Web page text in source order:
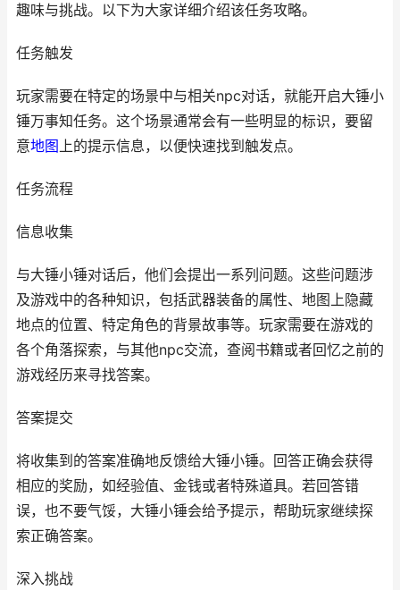
趣味与挑战。以下为大家详细介绍该任务攻略。
任务触发
玩家需要在特定的场景中与相关npc对话，就能开启大锤小
锤万事知任务。这个场景通常会有一些明显的标识，要留
意地图上的提示信息，以便快速找到触发点。
任务流程
信息收集
与大锤小锤对话后，他们会提出一系列问题。这些问题涉
及游戏中的各种知识，包括武器装备的属性、地图上隐藏
地点的位置、特定角色的背景故事等。玩家需要在游戏的
各个角落探索，与其他npc交流，查阅书籍或者回忆之前的
游戏经历来寻找答案。
答案提交
将收集到的答案准确地反馈给大锤小锤。回答正确会获得
相应的奖励，如经验值、金钱或者特殊道具。若回答错
误，也不要气馁，大锤小锤会给予提示，帮助玩家继续探
索正确答案。
深入挑战